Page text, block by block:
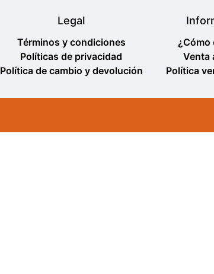
Legal
Términos y condiciones
Políticas de privacidad
Política de cambio y devolución
¿Cómo
Venta
Política